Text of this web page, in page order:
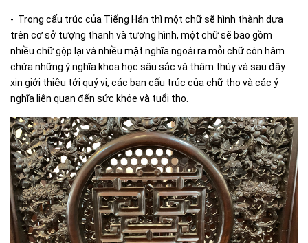
- Trong cấu trúc của Tiếng Hán thì một chữ sẽ hình thành dựa
trên cơ sở tượng thanh và tượng hình, một chữ sẽ bao gồm
nhiều chữ gộp lại và nhiều mặt nghĩa ngoài ra mỗi chữ còn hàm
chứa những ý nghĩa khoa học sâu sắc và thâm thúy và sau đây
xin giới thiệu tới quý vị, các bạn cấu trúc của chữ thọ và các ý
nghĩa liên quan đến sức khỏe và tuổi thọ.